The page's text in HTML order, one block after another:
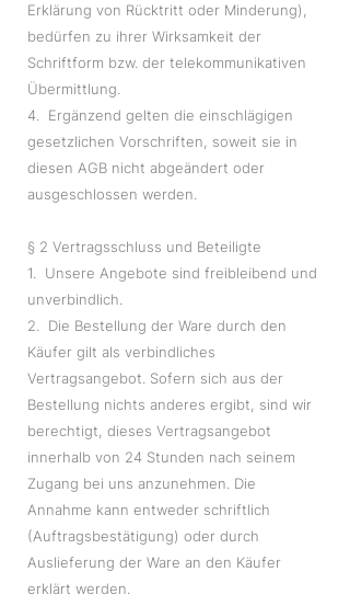
Erklärung von Rücktritt oder Minderung),
bedürfen zu ihrer Wirksamkeit der
Schriftform bzw. der telekommunikativen
Übermittlung.
4. Ergänzend gelten die einschlägigen
gesetzlichen Vorschriften, soweit sie in
diesen AGB nicht abgeändert oder
ausgeschlossen werden.
§ 2 Vertragsschluss und Beteiligte
1. Unsere Angebote sind freibleibend und
unverbindlich.
2. Die Bestellung der Ware durch den
Käufer gilt als verbindliches
Vertragsangebot. Sofern sich aus der
Bestellung nichts anderes ergibt, sind wir
berechtigt, dieses Vertragsangebot
innerhalb von 24 Stunden nach seinem
Zugang bei uns anzunehmen. Die
Annahme kann entweder schriftlich
(Auftragsbestätigung) oder durch
Auslieferung der Ware an den Käufer
erklärt werden.